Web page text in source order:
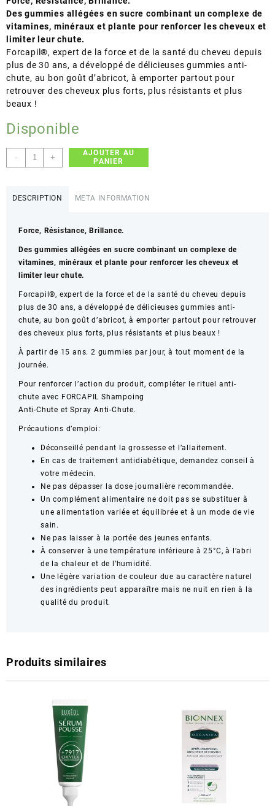
était :
د.ج 7200.
est :
د.ج 6700.
Des gummies allégées en sucre combinant un complexe de
vitamines, minéraux et plante pour renforcer les cheveux et
limiter leur chute.
Forcapil®, expert de la force et de la santé du cheveu depuis
plus de 30 ans, a développé de délicieuses gummies anti-
chute, au bon goût d’abricot, à emporter partout pour
retrouver des cheveux plus forts, plus résistants et plus
beaux !
Disponible
-
quantité
de
1
+
AJOUTER AU
PANIER
DESCRIPTION META INFORMATION
Force, Résistance, Brillance.
Des gummies allégées en sucre combinant un complexe de
vitamines, minéraux et plante pour renforcer les cheveux et
limiter leur chute.
Forcapil®, expert de la force et de la santé du cheveu depuis
plus de 30 ans, a développé de délicieuses gummies anti-
chute, au bon goût d’abricot, à emporter partout pour retrouver
des cheveux plus forts, plus résistants et plus beaux !
À partir de 15 ans. 2 gummies par jour, à tout moment de la
journée.
Pour renforcer l’action du produit, compléter le rituel anti-
chute avec FORCAPILShampoing
Anti-Chute etSpray Anti-Chute.
Précautions d’emploi:
Déconseillé pendant la grossesse et l’allaitement.
En cas de traitement antidiabétique, demandez conseil à
votre médecin.
Ne pas dépasser la dose journalière recommandée.
Un complément alimentaire ne doit pas se substituer à
une alimentation variée et équilibrée et à un mode de vie
sain.
Ne pas laisser à la portée des jeunes enfants.
À conserver à une température inférieure à 25°C, à l’abri
de la chaleur et de l’humidité.
Une légère variation de couleur due au caractère naturel
des ingrédients peut apparaître mais ne nuit en rien à la
qualité du produit.
Produits similaires